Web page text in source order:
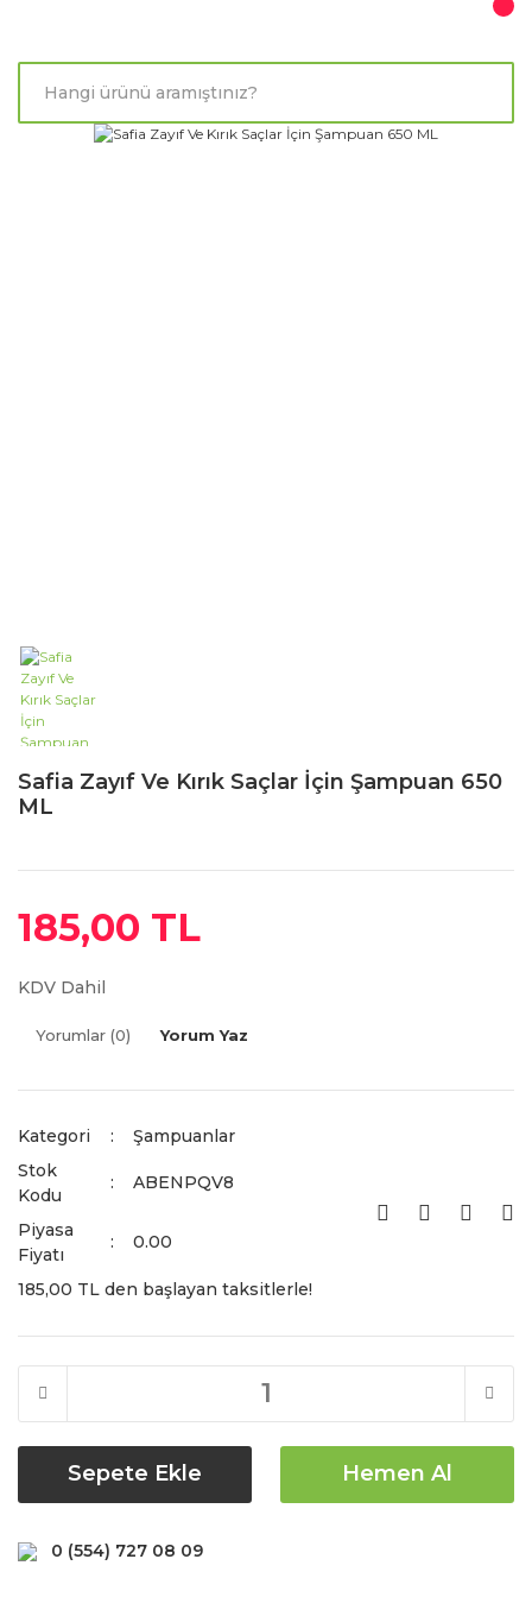
Safia Zayıf Ve Kırık Saçlar İçin Şampuan 650
ML
185,00 TL
KDV Dahil
Yorumlar (0) Yorum Yaz
Kategori
Şampuanlar
Stok
Kodu
ABENPQV8
Piyasa
Fiyatı
0.00
185,00 TL den başlayan taksitlerle!
Sepete Ekle Hemen Al
0 (554) 727 08 09